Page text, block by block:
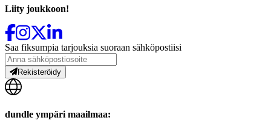
Liity joukkoon!
Saa fiksumpia tarjouksia suoraan sähköpostiisi
Rekisteröidy
dundle ympäri maailmaa: